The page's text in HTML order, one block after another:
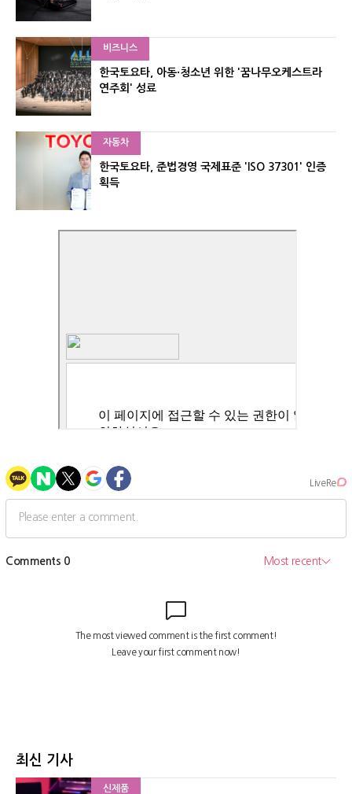
비즈니스
한국토요타, 아동·청소년 위한 '꿈나무오케스트라
연주회' 성료
자동차
한국토요타, 준법경영 국제표준 'ISO 37301' 인증
획득
최신 기사
신제품